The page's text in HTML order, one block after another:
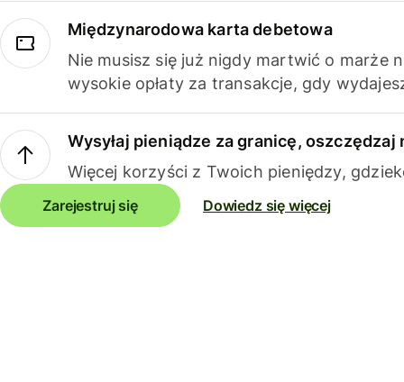
Międzynarodowa karta debetowa
Nie musisz się już nigdy martwić o marże
wysokie opłaty za transakcje, gdy
Wysyłaj pieniądze za granicę, oszczędzaj
Więcej korzyści z Twoich pieniędzy,
Zarejestruj się Dowiedz się więcej